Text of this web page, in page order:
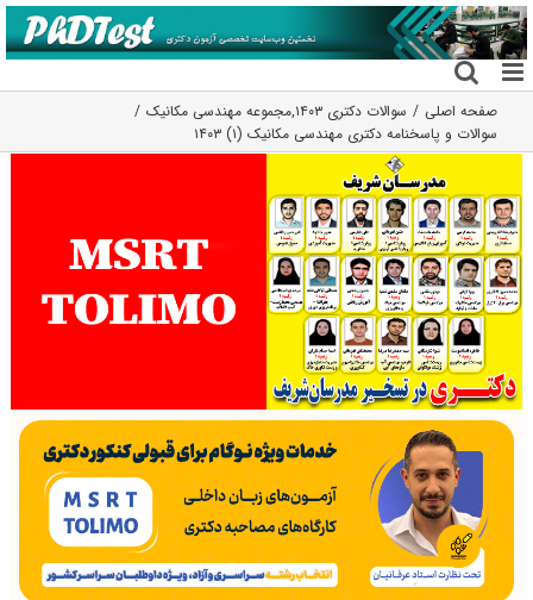
رفتن
به
محتوا
صفحه اصلی سوالات دکتری ۱۴۰۳ ,مجموعه مهندسی مکانیک
سوالات و پاسخنامه دکتری مهندسی مکانیک (۱) ۱۴۰۳